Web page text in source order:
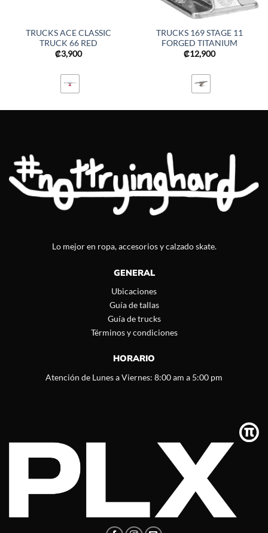
TRUCKS ACE CLASSIC
TRUCK 66 RED
₡3,900
TRUCKS 169 STAGE 11
FORGED TITANIUM
₡12,900
Lo mejor en ropa, accesorios y calzado skate.
GENERAL
Ubicaciones
Guía de tallas
Guía de trucks
Términos y condiciones
HORARIO
Atención de Lunes a Viernes: 8:00 am a 5:00 pm